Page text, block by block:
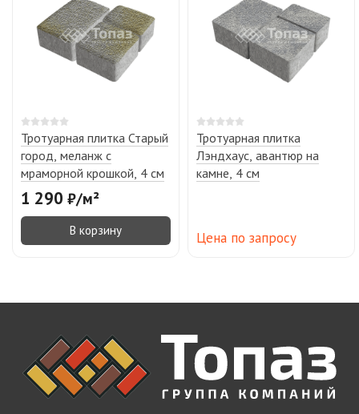
Тротуарная плитка Старый
город, меланж с
мраморной крошкой, 4 см
1 290 ₽/м²
В корзину
Тротуарная плитка
Лэндхаус, авантюр на
камне, 4 см
Цена по запросу